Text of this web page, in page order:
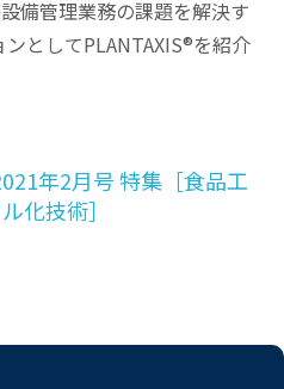
備管理業務の課題を解決す
としてPLANTAXIS®を紹介
年2月号 特集［食品工
化技術］